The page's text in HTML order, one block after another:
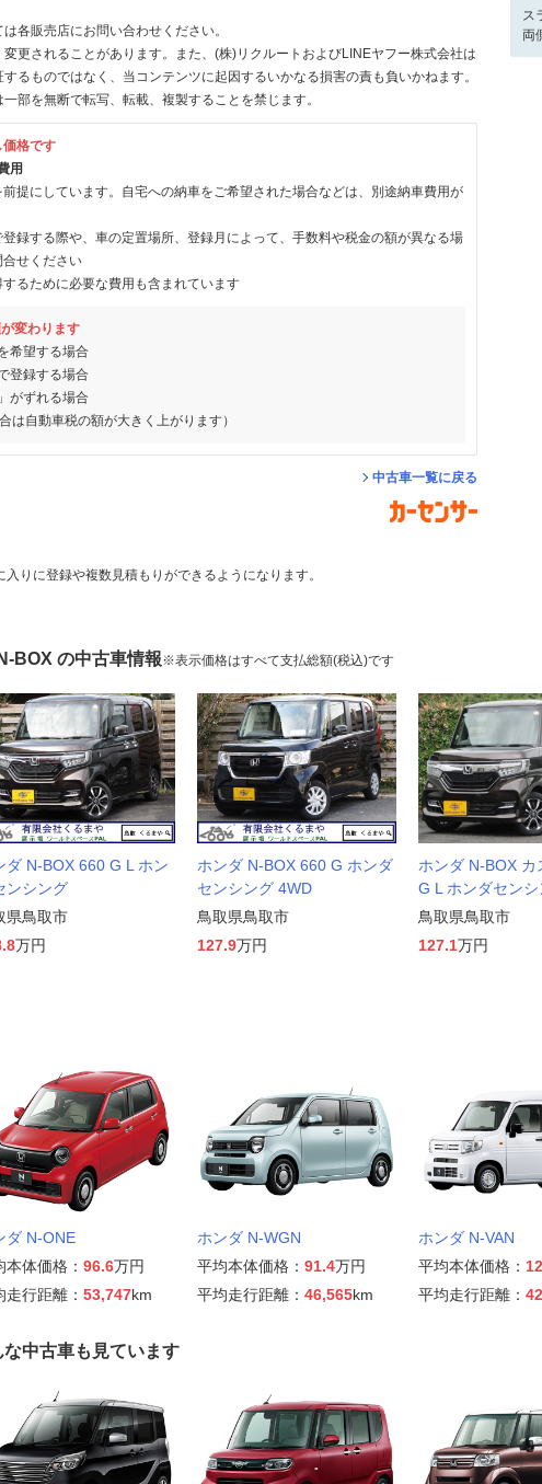
各販売店にお問い合わせください。
更されることがあります。また、(株)リクルートおよびLINEヤフー株式会社は
るものではなく、当コンテンツに起因するいかなる損害の責も負いかねます。
部を無断で転写、転載、複製することを禁じます。
価格です
用
提にしています。自宅への納車をご希望された場合などは、別途納車費用が
録する際や、車の定置場所、登録月によって、手数料や税金の額が異なる場
せください
るために必要な費用も含まれています
変わります
希望する場合
登録する場合
がずれる場合
は自動車税の額が大きく上がります）
中古車一覧に戻る
入りに登録や複数見積もりができるようになります。
ス
両
BOX の中古車情報※表示価格はすべて支払総額(税込)です
ダ N-BOX 660 G L ホン
ンシング
県鳥取市
万円
ホンダ N-BOX 660 G ホンダ
センシング 4WD
鳥取県鳥取市
127.9万円
ホンダ N-BOX カ
G L ホンダセンシ
鳥取県鳥取市
127.1万円
ダ N-ONE
本体価格： 96.6万円
走行距離： 53,747km
ホンダ N-WGN
平均本体価格： 91.4万円
平均走行距離： 46,565km
ホンダ N-VAN
平均本体価格：
平均走行距離：
中古車も見ています